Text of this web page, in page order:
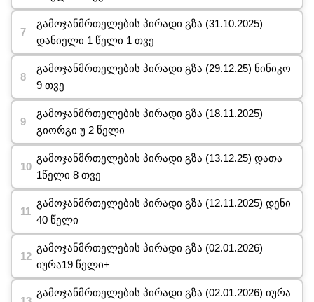
გამოჯანმრთელების პირადი გზა (31.10.2025)
დანიელი 1 წელი 1 თვე
გამოჯანმრთელების პირადი გზა (29.12.25) ნინიკო
9 თვე
გამოჯანმრთელების პირადი გზა (18.11.2025)
გიორგი უ 2 წელი
გამოჯანმრთელების პირადი გზა (13.12.25) დათა
1წელი 8 თვე
გამოჯანმრთელების პირადი გზა (12.11.2025) დენი
40 წელი
გამოჯანმრთელების პირადი გზა (02.01.2026)
იურა19 წელი+
გამოჯანმრთელების პირადი გზა (02.01.2026) იურა